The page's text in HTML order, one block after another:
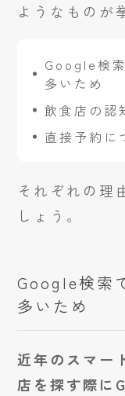
ようなものが
Google検
多いため
飲食店の認
直接予約に
それぞれの理
しょう。
Google検索
多いため
近年のスマー
店を探す際に